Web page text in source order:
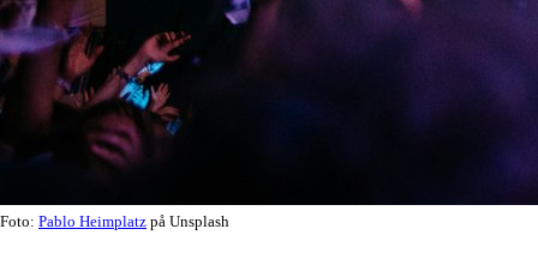
Foto: Pablo Heimplatz på Unsplash